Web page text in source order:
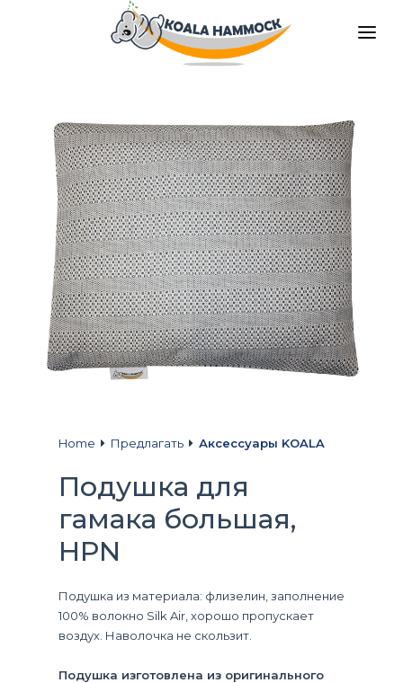
MАГАЗИНЫ
БУДЬ НАШИМ ДИТРИБЬЮТОРОМ
МЕДИА
КОНТАКТЫ
RU
Home Предлагать Аксессуары KOALA
Подушка для
гамака большая,
HPN
Подушка из материала: флизелин, заполнение
100% волокно Silk Air, хорошо пропускает
воздух. Наволочка не скользит.
Подушка изготовлена из оригинального